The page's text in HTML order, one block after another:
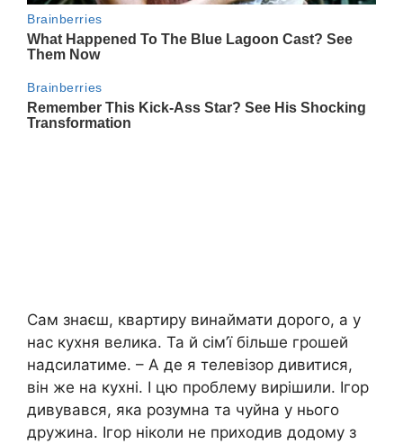
Сам знаєш, квартиру винаймати дорого, а у
нас кухня велика. Та й сім’ї більше грошей
надсилатиме. – А де я телевізор дивитися,
він же на кухні. І цю проблему вирішили. Ігор
дивувався, яка розумна та чуйна у нього
дружина. Ігор ніколи не приходив додому з